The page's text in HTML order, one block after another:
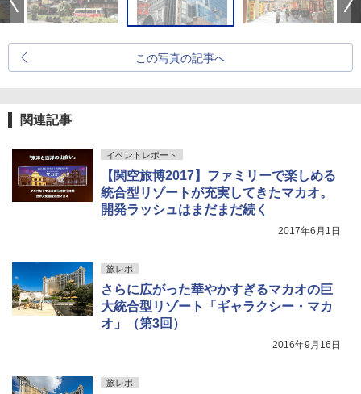
この写真の記事へ
関連記事
イベントレポート
【関空旅博2017】ファミリーで楽しめる
統合型リゾートが充実してきたマカオ。
開発ラッシュはまだまだ続く
2017年6月1日
旅レポ
さらに広がった華やかすぎるマカオの巨
大統合型リゾート「ギャラクシー・マカ
オ」（第3回）
2016年9月16日
旅レポ